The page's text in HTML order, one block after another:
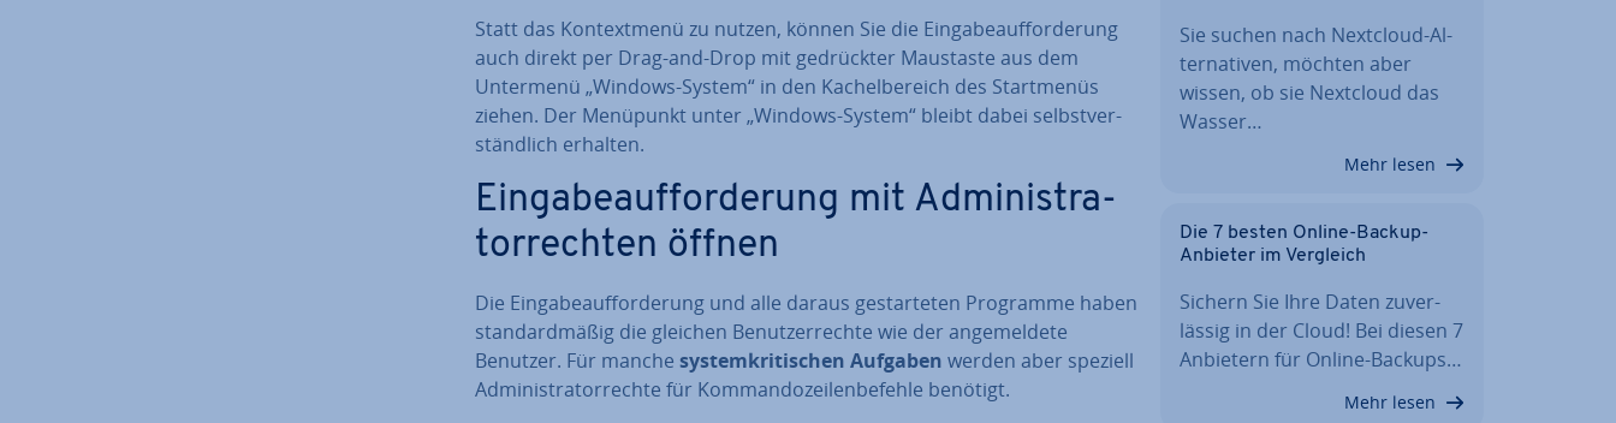
Statt das Kon­text­me­nü zu nutzen, können Sie die Ein­ga­be­auf­for­de­rung
auch direkt per Drag-and-Drop mit ge­drück­ter Maustaste aus dem
Untermenü „Windows-System“ in den Ka­chel­be­reich des Start­me­nüs
ziehen. Der Menüpunkt unter „Windows-System“ bleibt dabei selbst­ver­
ständ­lich erhalten.
Ein­ga­be­auf­for­de­rung mit Ad­mi­nis­tra­
tor­rech­ten öffnen
Die Ein­ga­be­auf­for­de­rung und alle daraus ge­star­te­ten Programme haben
stan­dard­mä­ßig die gleichen Be­nut­zer­rech­te wie der an­ge­mel­de­te
Benutzer. Für manche sys­tem­kri­ti­schen Aufgaben werden aber speziell
Ad­mi­nis­tra­tor­rech­te für Kom­man­do­zei­len­be­feh­le benötigt.
Sie suchen nach Nextcloud-Al­
ter­na­ti­ven, möchten aber
wissen, ob sie Nextcloud das
Wasser…
Mehr lesen
Die 7 besten Online-Backup-
Anbieter im Vergleich
Sichern Sie Ihre Daten zu­ver­
läs­sig in der Cloud! Bei diesen 7
Anbietern für Online-Backups…
Mehr lesen